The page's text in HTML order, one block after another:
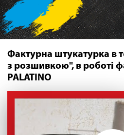
Фактурна штукатурка в
з розшивкою", в роботі
PALATINO